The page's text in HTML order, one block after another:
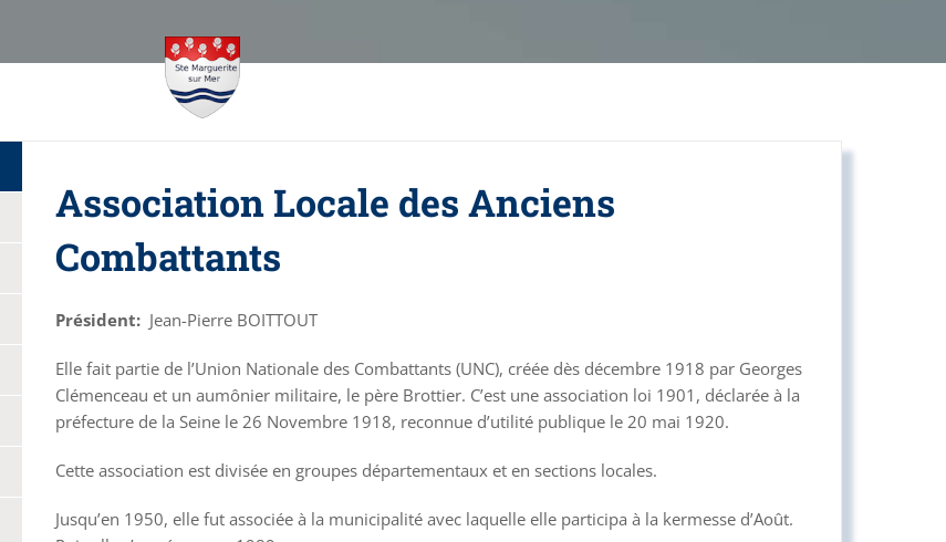
Association Locale des Anciens
Combattants
Président: Jean-Pierre BOITTOUT
Elle fait partie de l’Union Nationale des Combattants (UNC), créée dès décembre 1918 par Georges
Clémenceau et un aumônier militaire, le père Brottier. C’est une association loi 1901, déclarée à la
préfecture de la Seine le 26 Novembre 1918, reconnue d’utilité publique le 20 mai 1920.
Cette association est divisée en groupes départementaux et en sections locales.
Jusqu’en 1950, elle fut associée à la municipalité avec laquelle elle participa à la kermesse d’Août.